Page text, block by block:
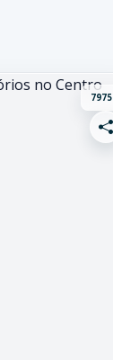
7975